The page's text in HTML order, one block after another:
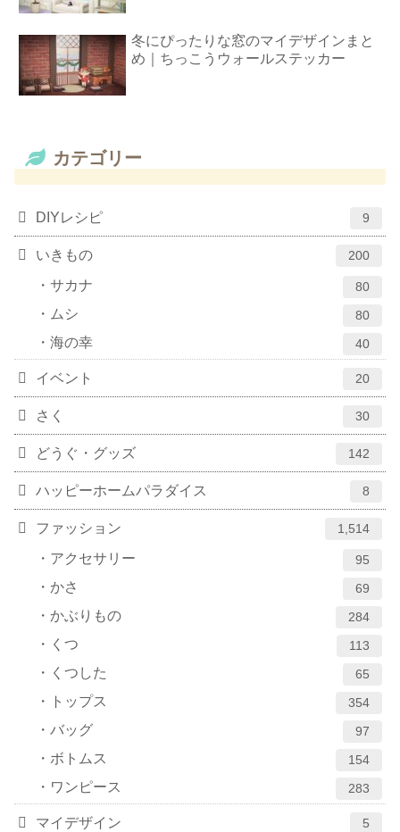
冬にぴったりな窓のマイデザインまと
め｜ちっこうウォールステッカー
カテゴリー
DIYレシピ 9
いきもの 200
サカナ 80
ムシ 80
海の幸 40
イベント 20
さく 30
どうぐ・グッズ 142
ハッピーホームパラダイス 8
ファッション 1,514
アクセサリー 95
かさ 69
かぶりもの 284
くつ 113
くつした 65
トップス 354
バッグ 97
ボトムス 154
ワンピース 283
マイデザイン 5